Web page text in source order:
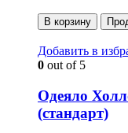
В корзину
Добавить в
0 out of 5
Одеяло
(стандарт)